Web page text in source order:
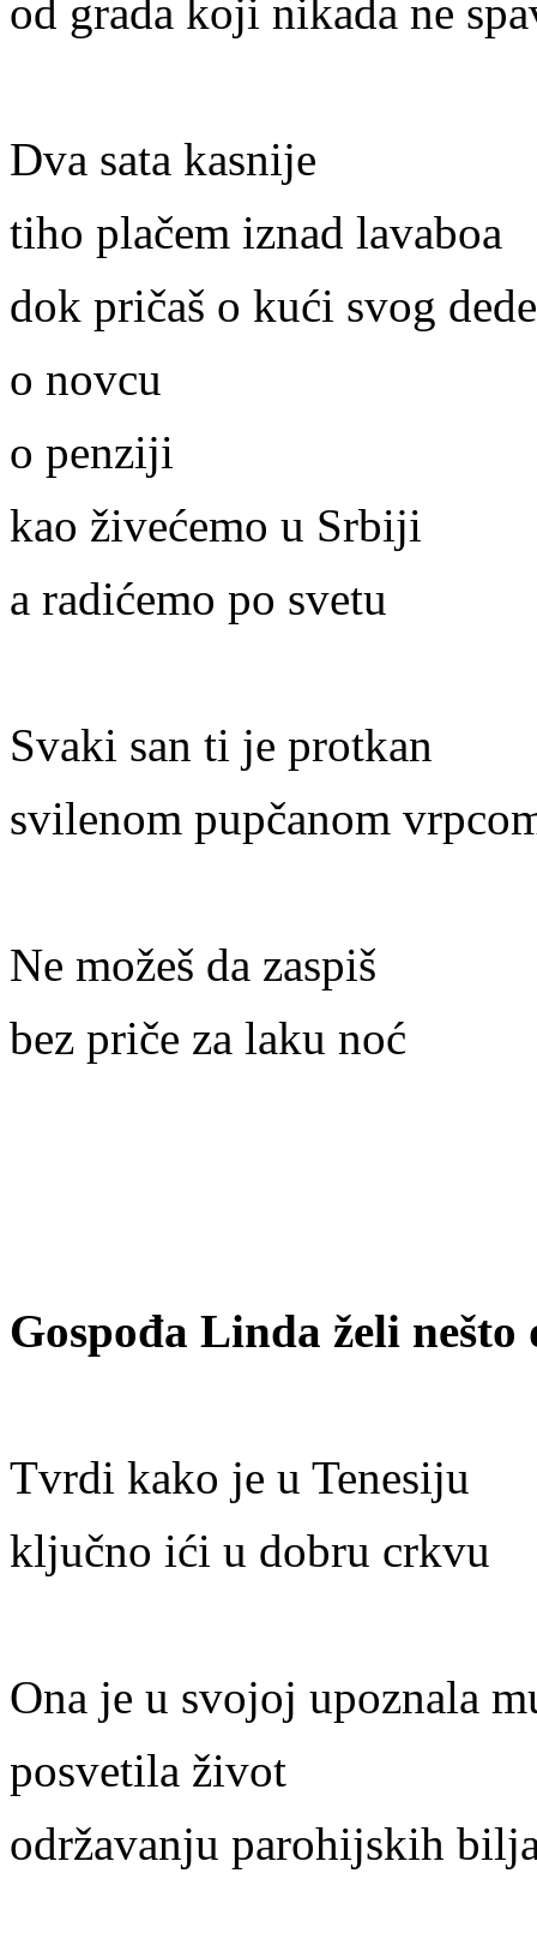
od grada koji nikada ne
Dva sata kasnije
tiho plačem iznad lavaboa
dok pričaš o kući svog
o novcu
o penziji
kao živećemo u Srbiji
a radićemo po svetu
Svaki san ti je protkan
svilenom pupčanom
Ne možeš da zaspiš
bez priče za laku noć
Gospođa Linda želi nešto
Tvrdi kako je u Tenesiju
ključno ići u dobru crkvu
Ona je u svojoj upoznala
posvetila život
održavanju parohijskih